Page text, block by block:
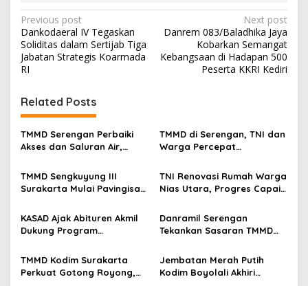
P
o
s
n
a
v
g
a
t
i
o
n
Previous post
Dankodaeral IV Tegaskan
Soliditas dalam Sertijab Tiga
Jabatan Strategis Koarmada
RI
Next post
Danrem 083/Baladhika Jaya
Kobarkan Semangat
Kebangsaan di Hadapan 500
Peserta KKRI Kediri
Related Posts
TMMD Serengan Perbaiki
Akses dan Saluran Air,
TMMD di Serengan, TNI dan
Warga Percepat
TMMD Sengkuyung III
Surakarta Mulai Pavingisasi
TNI Renovasi Rumah Warga
Nias Utara, Progres Capai
KASAD Ajak Abituren Akmil
Dukung Program
Danramil Serengan
Tekankan Sasaran TMMD
TMMD Kodim Surakarta
Perkuat Gotong Royong,
Jembatan Merah Putih
Kodim Boyolali Akhiri